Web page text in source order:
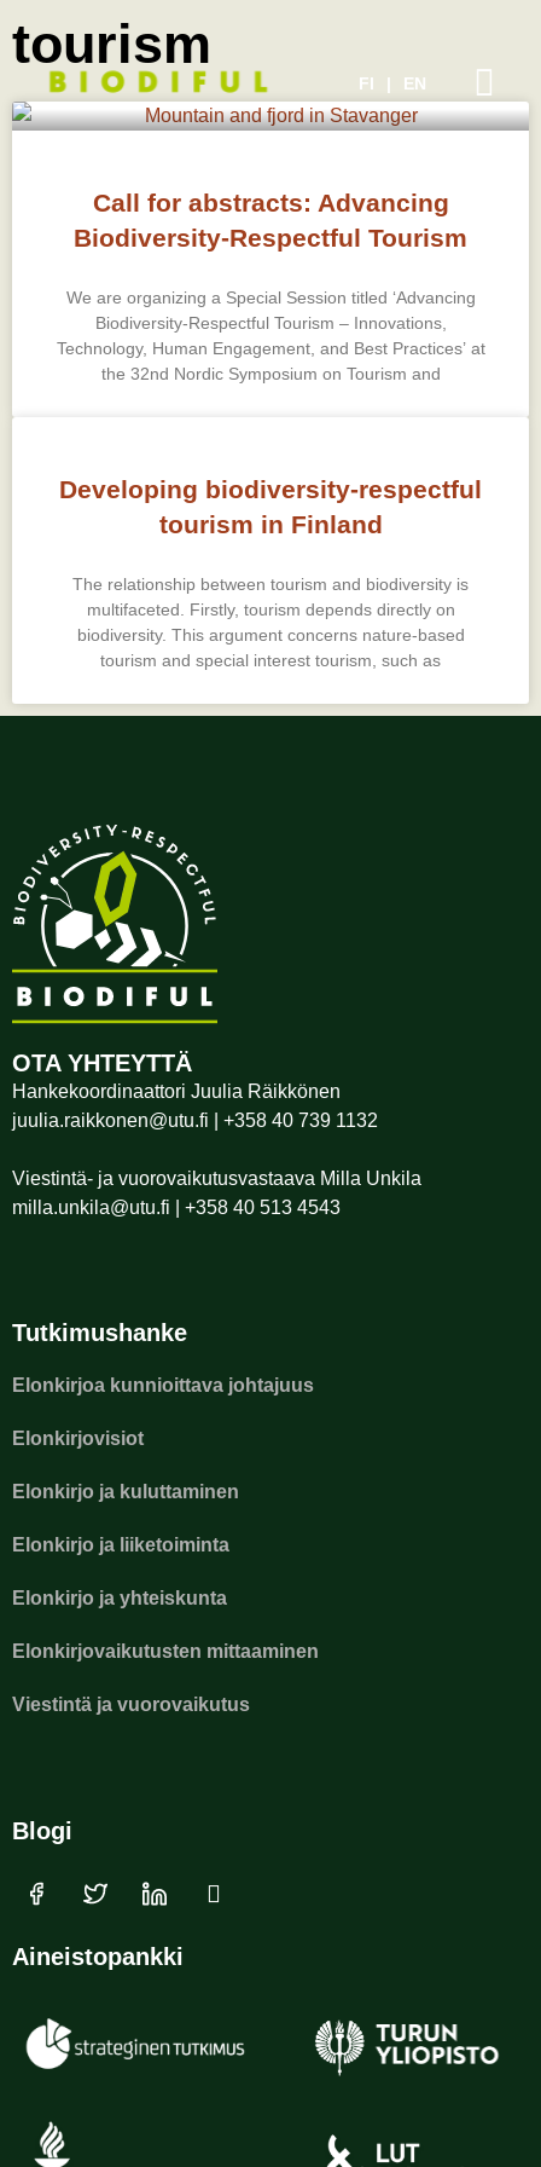
FI EN
tourism
Call for abstracts: Advancing
Biodiversity-Respectful Tourism
We are organizing a Special Session titled ‘Advancing
Biodiversity-Respectful Tourism – Innovations,
Technology, Human Engagement, and Best Practices’ at
the 32nd Nordic Symposium on Tourism and
Developing biodiversity-respectful
tourism in Finland
The relationship between tourism and biodiversity is
multifaceted. Firstly, tourism depends directly on
biodiversity. This argument concerns nature-based
tourism and special interest tourism, such as
OTA YHTEYTTÄ
Hankekoordinaattori Juulia Räikkönen
juulia.raikkonen@utu.fi | +358 40 739 1132
Viestintä- ja vuorovaikutusvastaava Milla Unkila
milla.unkila@utu.fi | +358 40 513 4543
Tutkimushanke
Elonkirjoa kunnioittava johtajuus
Elonkirjovisiot
Elonkirjo ja kuluttaminen
Elonkirjo ja liiketoiminta
Elonkirjo ja yhteiskunta
Elonkirjovaikutusten mittaaminen
Viestintä ja vuorovaikutus
Blogi
Aineistopankki